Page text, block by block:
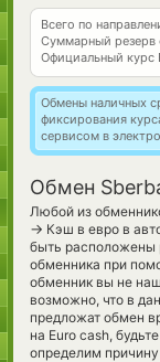
Всего по
Суммарный резерв
Официальный курс
Обмены наличных
фиксирования
сервисом в
Обмен
Любой из
→ Кэш в евро в
быть расположены
обменника при
обменник вы не
возможно, что в
предложат обмен
на Euro cash,
определим